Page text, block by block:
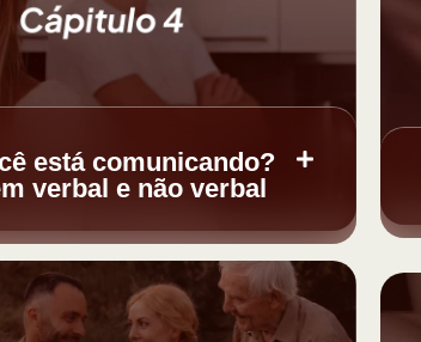
está comunicando?
verbal e não verbal